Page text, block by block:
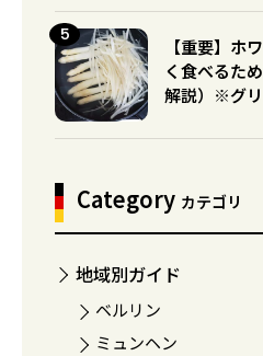
【重要】ホ
く食べるた
解説）※グリ
Category カテゴリ
地域別ガイド
ベルリン
ミュンヘン